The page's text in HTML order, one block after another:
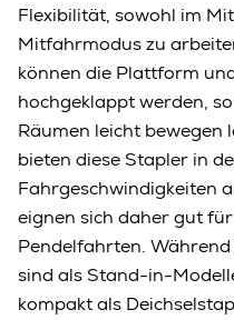
Flexibilität, sowohl im
Mitfahrmodus zu
können die Plattform
hochgeklappt werden,
Räumen leicht
bieten diese Stapler in
Fahrgeschwindigkeiten
eignen sich daher gut
Pendelfahrten.
sind als Stand-in-
kompakt als